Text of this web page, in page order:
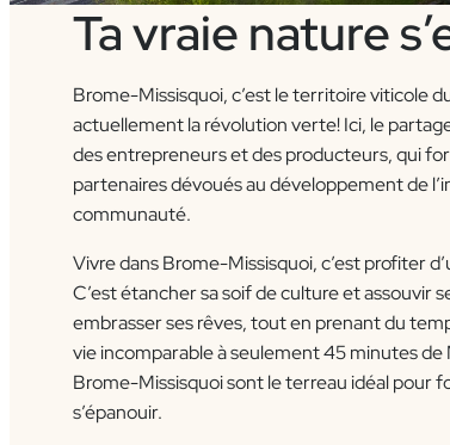
Ta vraie nature
Brome-Missisquoi, c’est le territoire viticole
actuellement la révolution verte! Ici, le
des entrepreneurs et des producteurs, qui
partenaires dévoués au développement de
communauté.
Vivre dans Brome-Missisquoi, c’est profiter
C’est étancher sa soif de culture et assouvir
embrasser ses rêves, tout en prenant du
vie incomparable à seulement 45 minutes de
Brome-Missisquoi sont le terreau idéal pour
s’épanouir.